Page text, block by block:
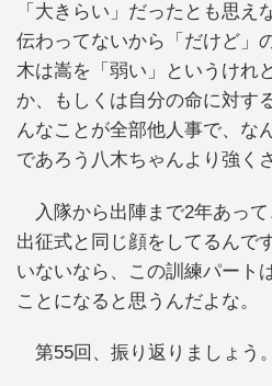
「大きらい」だったとも思え
伝わってないから「だけど」
木は嵩を「弱い」というけれ
か、もしくは自分の命に対す
んなことが全部他人事で、な
であろう八木ちゃんより強く
入隊から出陣まで2年あっ
出征式と同じ顔をしてるんで
いないなら、この訓練パート
ことになると思うんだよな。
第55回、振り返りましょう。